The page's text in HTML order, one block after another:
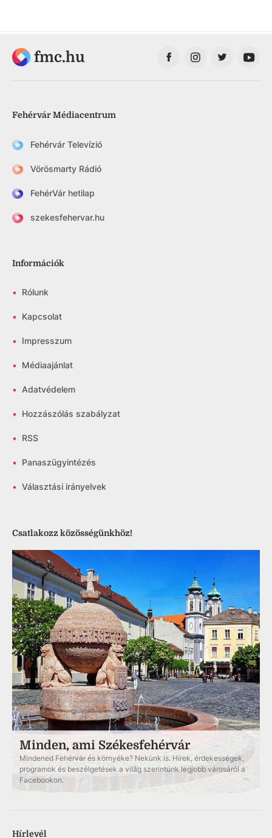
fmc.hu
Fehérvár Médiacentrum
Fehérvár Televízió
Vörösmarty Rádió
FehérVár hetilap
szekesfehervar.hu
Információk
• Rólunk
• Kapcsolat
• Impresszum
• Médiaajánlat
• Adatvédelem
• Hozzászólás szabályzat
• RSS
• Panaszügyintézés
• Választási irányelvek
Csatlakozz közösségünkhöz!
Minden, ami Székesfehérvár
Mindened Fehérvár és környéke? Nekünk is. Hírek, érdekességek,
programok és beszélgetések a világ szerintünk legjobb városáról a
Facebookon.
Hírlevél